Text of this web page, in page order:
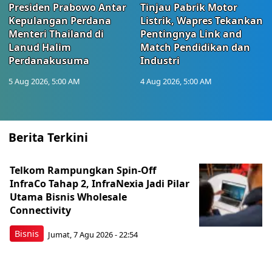
Presiden Prabowo Antar
Kepulangan Perdana
Menteri Thailand di
Lanud Halim
Perdanakusuma
5 Aug 2026, 5:00 AM
Tinjau Pabrik Motor
Listrik, Wapres Tekankan
Pentingnya Link and
Match Pendidikan dan
Industri
4 Aug 2026, 5:00 AM
Berita Terkini
Bisnis
Telkom Rampungkan Spin-Off
InfraCo Tahap 2, InfraNexia Jadi Pilar
Utama Bisnis Wholesale
Connectivity
Jumat, 7 Agu 2026 - 22:54